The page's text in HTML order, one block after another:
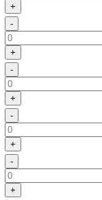
+
-
+
-
+
-
+
-
+